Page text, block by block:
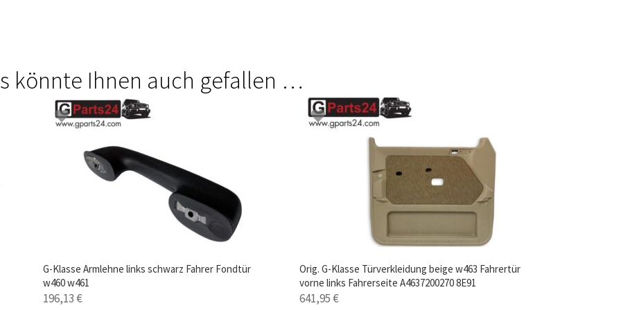
könnte Ihnen auch gefallen …
G-Klasse Armlehne links schwarz Fahrer Fondtür
w460 w461
196,13€
Orig. G-Klasse Türverkleidung beige w463 Fahrertür
vorne links Fahrerseite A4637200270 8E91
641,95€